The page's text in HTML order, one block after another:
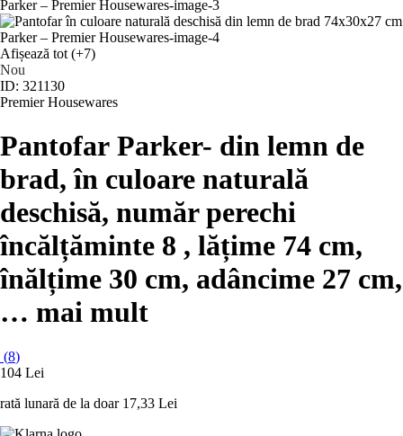
Afișează tot (+7)
Nou
ID: 321130
Premier Housewares
Pantofar Parker- din lemn de
brad, în culoare naturală
deschisă, număr perechi
încălțăminte 8 , lățime 74 cm,
înălțime 30 cm, adâncime 27 cm,
… mai mult
(8)
104 Lei
rată lunară de la doar 17,33 Lei